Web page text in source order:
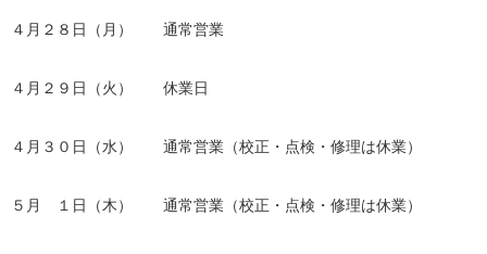
４月２８日（月） 通常営業
４月２９日（火） 休業日
４月３０日（水） 通常営業（校正・点検・修理は休業）
５月 １日（木） 通常営業（校正・点検・修理は休業）